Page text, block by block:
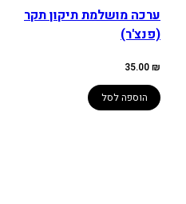
ערכה מושלמת תיקון תקר
(פנצ'ר)
35.00₪
הוספה לסל